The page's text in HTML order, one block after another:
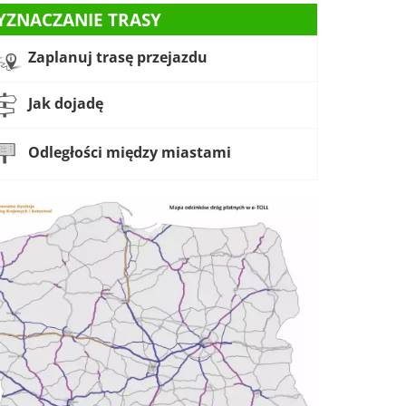
TRASY
Zaplanuj trasę przejazdu
Jak dojadę
Odległości między miastami